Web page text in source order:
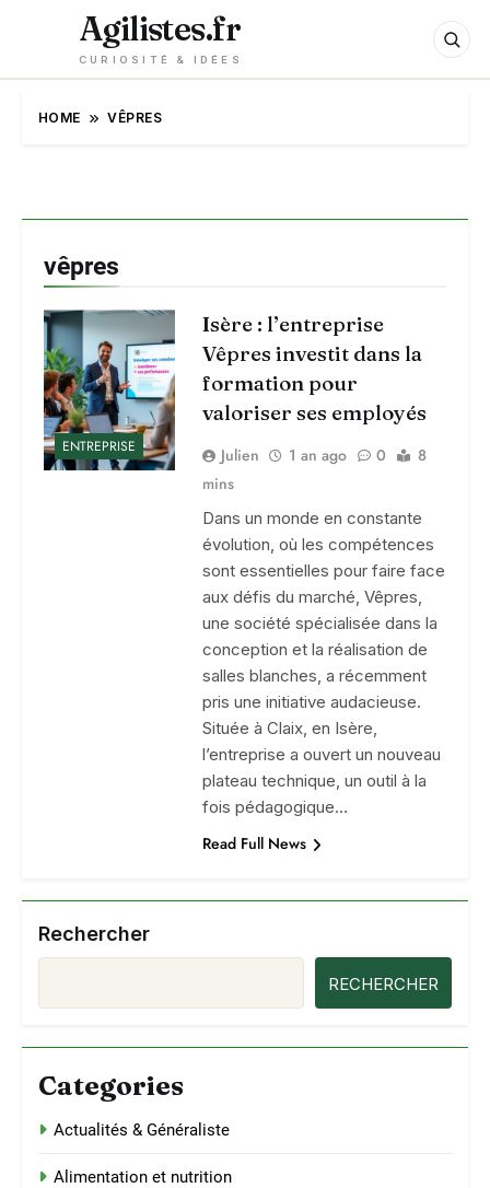
Agilistes.fr
CURIOSITÉ & IDÉES
HOME VÊPRES
vêpres
ENTREPRISE
Isère : l’entreprise
Vêpres investit dans la
formation pour
valoriser ses employés
Julien 1 an ago 0
8
mins
Dans un monde en constante
évolution, où les compétences
sont essentielles pour faire face
aux défis du marché, Vêpres,
une société spécialisée dans la
conception et la réalisation de
salles blanches, a récemment
pris une initiative audacieuse.
Située à Claix, en Isère,
l’entreprise a ouvert un nouveau
plateau technique, un outil à la
fois pédagogique…
Read Full News
Rechercher
RECHERCHER
Categories
Actualités & Généraliste
Alimentation et nutrition